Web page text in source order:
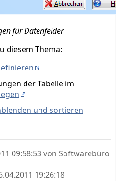
für Datenfelder
diesem Thema:
der Tabelle im
und sortieren
09:58:53von Softwarebüro
19:26:18